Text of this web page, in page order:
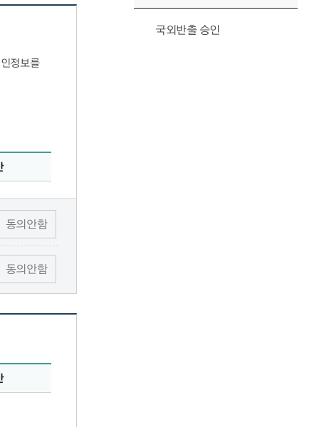
국외반출 승인
정보를
동의안함
동의안함